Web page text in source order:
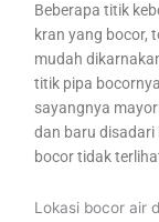
Beberapa titik
kran yang bocor,
mudah
titik pipa
sayangnya
dan baru
bocor tidak
Lokasi bocor air